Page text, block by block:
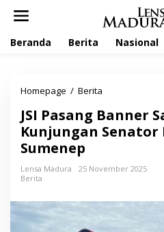
Beranda Berita Nasional
Homepage / Berita
I
P
a
a
B
JSI Pasang Banner
Kunjungan
Sumenep
Lensa Madura
25 November 2025
Berita